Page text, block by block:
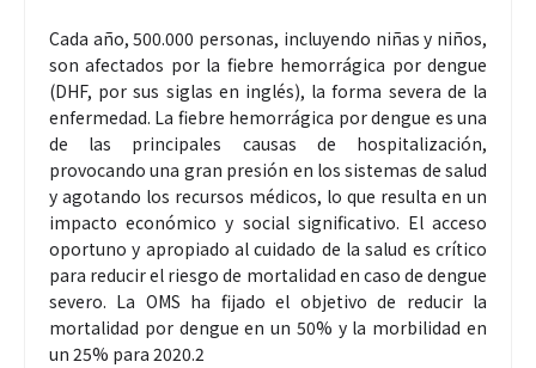
Cada año, 500.000 personas, incluyendo niñas y niños,
son afectados por la fiebre hemorrágica por dengue
(DHF, por sus siglas en inglés), la forma severa de la
enfermedad. La fiebre hemorrágica por dengue es una
de las principales causas de hospitalización,
provocando una gran presión en los sistemas de salud
y agotando los recursos médicos, lo que resulta en un
impacto económico y social significativo. El acceso
oportuno y apropiado al cuidado de la salud es crítico
para reducir el riesgo de mortalidad en caso de dengue
severo. La OMS ha fijado el objetivo de reducir la
mortalidad por dengue en un 50% y la morbilidad en
un 25% para 2020.2